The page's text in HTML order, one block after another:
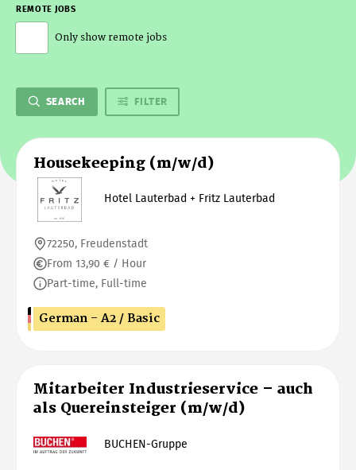
REMOTE JOBS
Only show remote jobs
SEARCH FILTER
Housekeeping (m/w/d)
Hotel Lauterbad + Fritz Lauterbad
72250, Freudenstadt
From 13,90 € / Hour
Part-time, Full-time
German - A2 / Basic
Mitarbeiter Industrieservice – auch
als Quereinsteiger (m/w/d)
BUCHEN-Gruppe